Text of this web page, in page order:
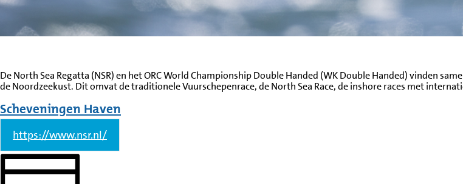
De North Sea Regatta (NSR) en het ORC World Championship Double Handed (WK Double Handed) vinden
de Noordzeekust. Dit omvat de traditionele Vuurschepenrace, de North Sea Race, de inshore races met
Scheveningen Haven
https://www.nsr.nl/